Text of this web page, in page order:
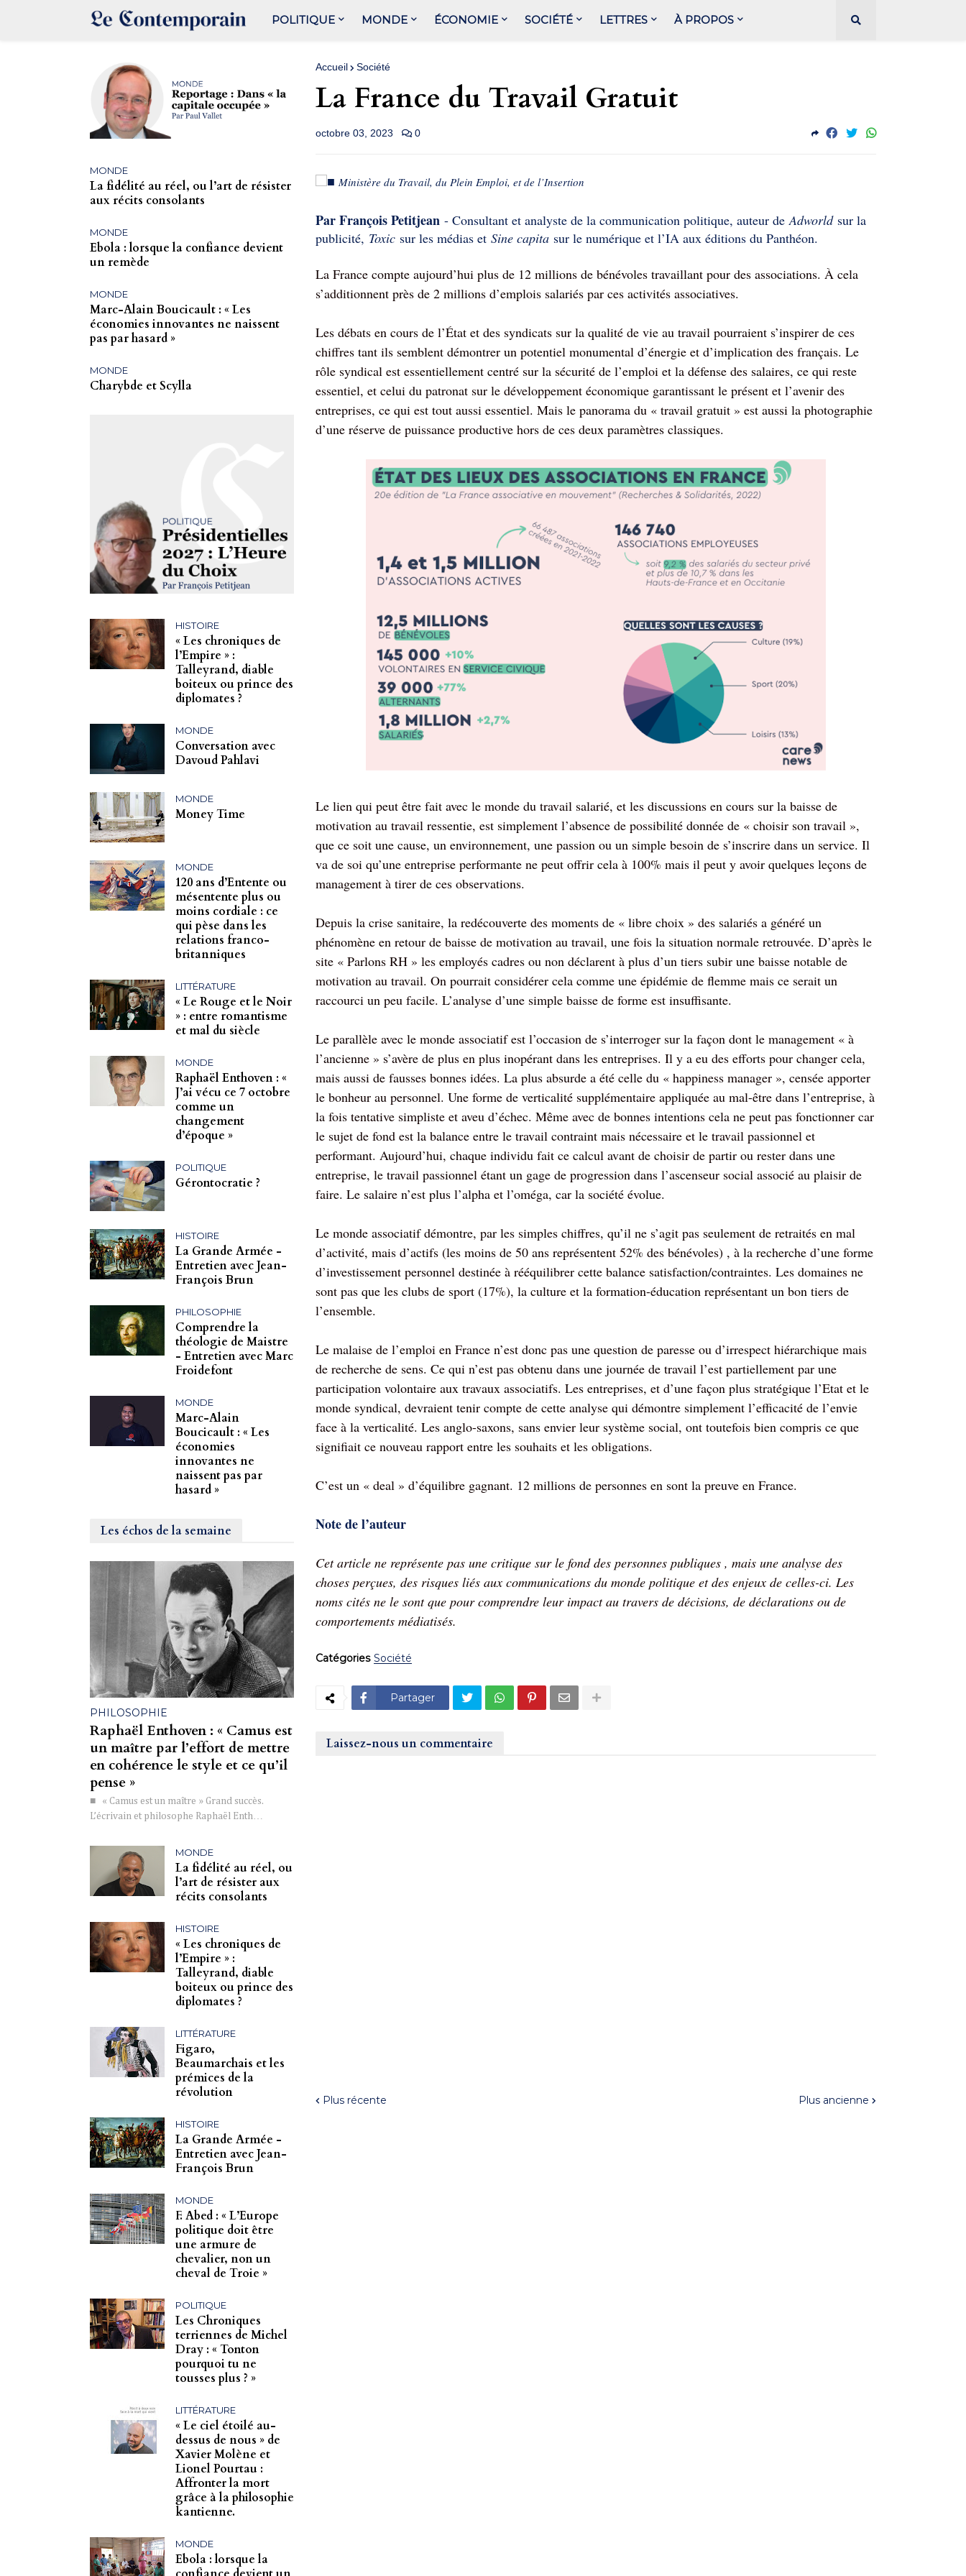
POLITIQUE MONDE ÉCONOMIE SOCIÉTÉ LETTRES À PROPOS
Accueil Société
La France du Travail Gratuit
octobre 03, 2023 0
■ Ministère du Travail, du Plein Emploi, et de l’Insertion
Par François Petitjean - Consultant et analyste de la communication politique, auteur deAdworldsur la
publicité, Toxic sur les médias et Sine capita sur le numérique et l’IA aux éditions du Panthéon.
La France compte aujourd’hui plus de 12 millions de bénévoles travaillant pour des associations. À cela
s’additionnent près de 2 millions d’emplois salariés par ces activités associatives.
Les débats en cours de l’État et des syndicats sur la qualité de vie au travail pourraient s’inspirer de ces
chiffres tant ils semblent démontrer un potentiel monumental d’énergie et d’implication des français. Le
rôle syndical est essentiellement centré sur la sécurité de l’emploi et la défense des salaires, ce qui reste
essentiel, et celui du patronat sur le développement économique garantissant le présent et l’avenir des
entreprises, ce qui est tout aussi essentiel. Mais le panorama du « travail gratuit » est aussi la photographie
d’une réserve de puissance productive hors de ces deux paramètres classiques.
Le lien qui peut être fait avec le monde du travail salarié, et les discussions en cours sur la baisse de
motivation au travail ressentie, est simplement l’absence de possibilité donnée de « choisir son travail »,
que ce soit une cause, un environnement, une passion ou un simple besoin de s’inscrire dans un service. Il
va de soi qu’une entreprise performante ne peut offrir cela à 100% mais il peut y avoir quelques leçons de
management à tirer de ces observations.
Depuis la crise sanitaire, la redécouverte des moments de « libre choix » des salariés a généré un
phénomène en retour de baisse de motivation au travail, une fois la situation normale retrouvée. D’après le
site « Parlons RH » les employés cadres ou non déclarent à plus d’un tiers subir une baisse notable de
motivation au travail. On pourrait considérer cela comme une épidémie de flemme mais ce serait un
raccourci un peu facile. L’analyse d’une simple baisse de forme est insuffisante.
Le parallèle avec le monde associatif est l’occasion de s’interroger sur la façon dont le management « à
l’ancienne » s’avère de plus en plus inopérant dans les entreprises. Il y a eu des efforts pour changer cela,
mais aussi de fausses bonnes idées. La plus absurde a été celle du « happiness manager », censée apporter
le bonheur au personnel. Une forme de verticalité supplémentaire appliquée au mal-être dans l’entreprise, à
la fois tentative simpliste et aveu d’échec. Même avec de bonnes intentions cela ne peut pas fonctionner car
le sujet de fond est la balance entre le travail contraint mais nécessaire et le travail passionnel et
performant. Aujourd’hui, chaque individu fait ce calcul avant de choisir de partir ou rester dans une
entreprise, le travail passionnel étant un gage de progression dans l’ascenseur social associé au plaisir de
faire. Le salaire n’est plus l’alpha et l’oméga, car la société évolue.
Le monde associatif démontre, par les simples chiffres, qu’il ne s’agit pas seulement de retraités en mal
d’activité, mais d’actifs (les moins de 50 ans représentent 52% des bénévoles) , à la recherche d’une forme
d’investissement personnel destinée à rééquilibrer cette balance satisfaction/contraintes. Les domaines ne
sont pas que les clubs de sport (17%), la culture et la formation-éducation représentant un bon tiers de
l’ensemble.
Le malaise de l’emploi en France n’est donc pas une question de paresse ou d’irrespect hiérarchique mais
de recherche de sens. Ce qui n’est pas obtenu dans une journée de travail l’est partiellement par une
participation volontaire aux travaux associatifs. Les entreprises, et d’une façon plus stratégique l’Etat et le
monde syndical, devraient tenir compte de cette analyse qui démontre simplement l’efficacité de l’envie
face à la verticalité. Les anglo-saxons, sans envier leur système social, ont toutefois bien compris ce que
signifiait ce nouveau rapport entre les souhaits et les obligations.
C’est un « deal » d’équilibre gagnant. 12 millions de personnes en sont la preuve en France.
Note de l’auteur
Cet article ne représente pas une critique sur le fond des personnes publiques , mais une analyse des
choses perçues, des risques liés aux communications du monde politique et des enjeux de celles-ci. Les
noms cités ne le sont que pour comprendre leur impact au travers de décisions, de déclarations ou de
comportements médiatisés.
Catégories Société
Partager
Laissez-nous un commentaire
Plus récente Plus ancienne
MONDE
La fidélité au réel, ou l’art de résister
aux récits consolants
MONDE
Ebola : lorsque la confiance devient
un remède
MONDE
Marc-Alain Boucicault : « Les
économies innovantes ne naissent
pas par hasard »
MONDE
Charybde et Scylla
HISTOIRE
« Les chroniques de
l’Empire » :
Talleyrand, diable
boiteux ou prince des
diplomates ?
MONDE
Conversation avec
Davoud Pahlavi
MONDE
Money Time
MONDE
120 ans d’Entente ou
mésentente plus ou
moins cordiale : ce
qui pèse dans les
relations franco-
britanniques
LITTÉRATURE
« Le Rouge et le Noir
» : entre romantisme
et mal du siècle
MONDE
Raphaël Enthoven : «
J’ai vécu ce 7 octobre
comme un
changement
d’époque »
POLITIQUE
Gérontocratie ?
HISTOIRE
La Grande Armée -
Entretien avec Jean-
François Brun
PHILOSOPHIE
Comprendre la
théologie de Maistre
- Entretien avec Marc
Froidefont
MONDE
Marc-Alain
Boucicault : « Les
économies
innovantes ne
naissent pas par
hasard »
Les échos de la semaine
PHILOSOPHIE
Raphaël Enthoven : « Camus est
un maître par l’effort de mettre
en cohérence le style et ce qu’il
pense »
■ « Camus est un maître » Grand succès.
L’écrivain et philosophe Raphaël Enth…
MONDE
La fidélité au réel, ou
l’art de résister aux
récits consolants
HISTOIRE
« Les chroniques de
l’Empire » :
Talleyrand, diable
boiteux ou prince des
diplomates ?
LITTÉRATURE
Figaro,
Beaumarchais et les
prémices de la
révolution
HISTOIRE
La Grande Armée -
Entretien avec Jean-
François Brun
MONDE
F. Abed : « L’Europe
politique doit être
une armure de
chevalier, non un
cheval de Troie »
POLITIQUE
Les Chroniques
terriennes de Michel
Dray : « Tonton
pourquoi tu ne
tousses plus ? »
LITTÉRATURE
« Le ciel étoilé au-
dessus de nous » de
Xavier Molène et
Lionel Pourtau :
Affronter la mort
grâce à la philosophie
kantienne.
MONDE
Ebola : lorsque la